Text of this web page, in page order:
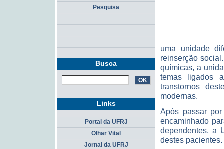
uma unidade
reinserção
químicas, a
temas ligados
transtornos
modernas.
Após passar
encaminhado
dependentes, a
destes pacientes.
Pesquisa
Busca
Links
Portal da UFRJ
Olhar Vital
Jornal da UFRJ